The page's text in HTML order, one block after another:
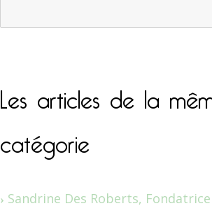
Les articles de la
catégorie
Sandrine Des Roberts,